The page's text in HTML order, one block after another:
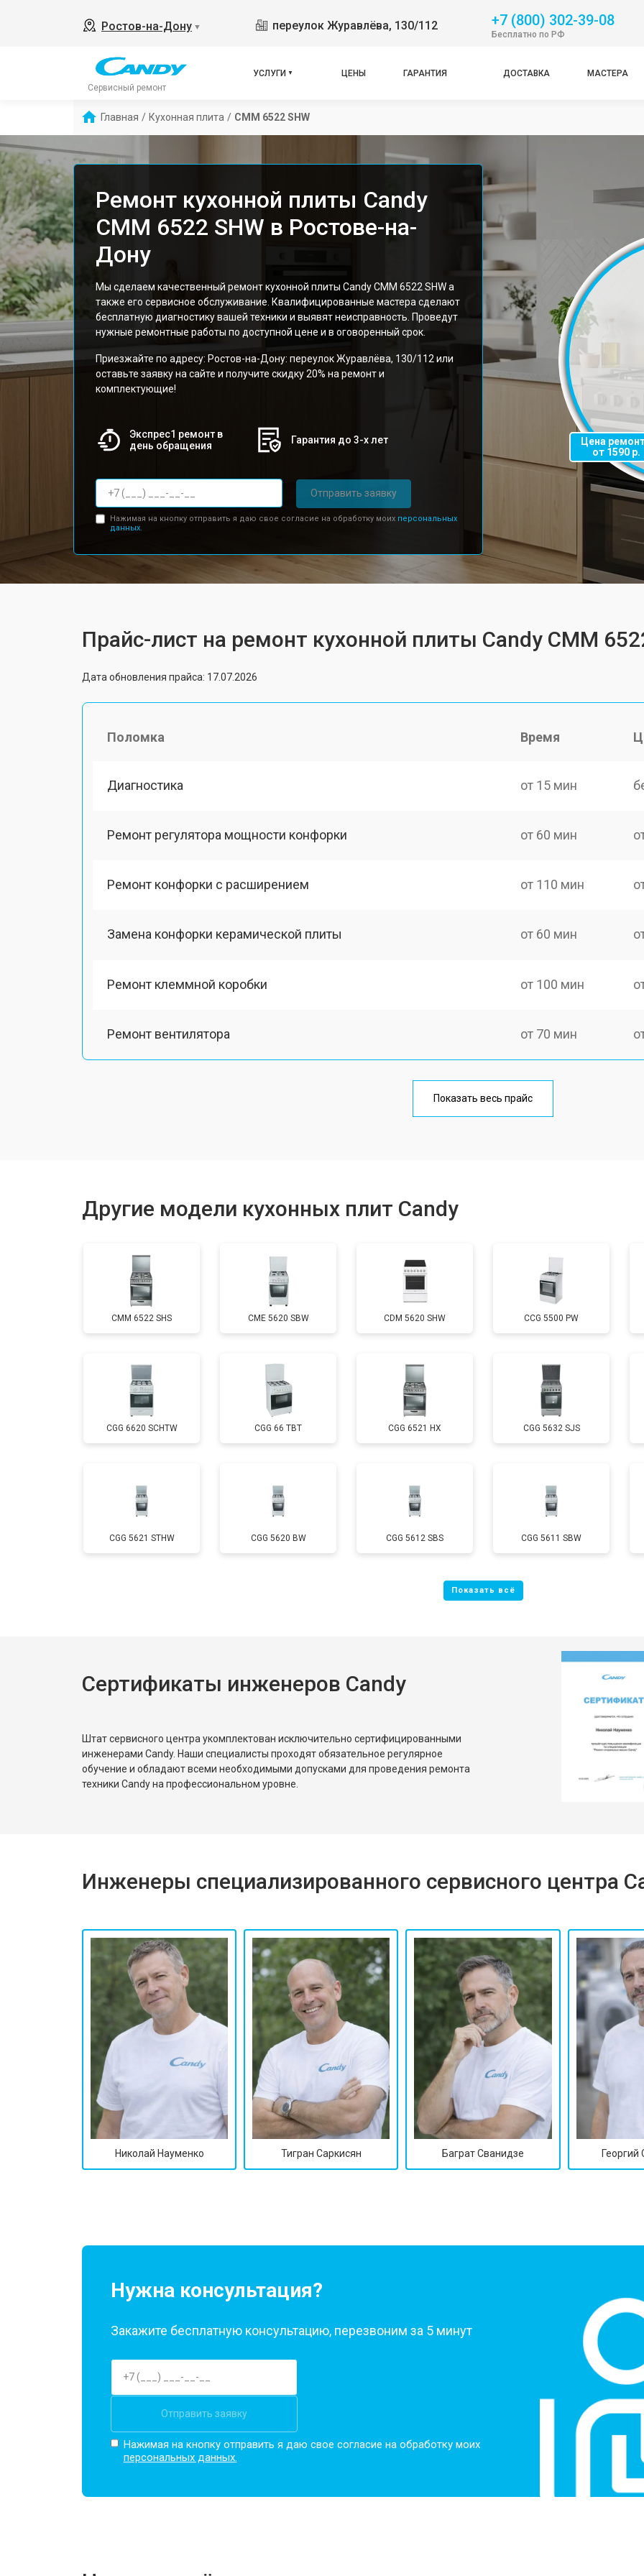
Ростов-на-Дону ▼ переулок Журавлёва, 130/112 +7 (800) 302-39-08
Бесплатно по РФ
Сервисный ремонт
УСЛУГИ ЦЕНЫ ГАРАНТИЯ ДОСТАВКА МАСТЕРА
Главная / Кухонная плита / CMM 6522 SHW
Ремонт кухонной плиты Candy
CMM 6522 SHW в Ростове-на-
Дону
Мы сделаем качественный ремонт кухонной плиты Candy CMM 6522 SHW а
также его сервисное обслуживание. Квалифицированные мастера сделают
бесплатную диагностику вашей техники и выявят неисправность. Проведут
нужные ремонтные работы по доступной цене и в оговоренный срок.
Приезжайте по адресу: Ростов-на-Дону: переулок Журавлёва, 130/112 или
оставьте заявку на сайте и получите скидку 20% на ремонт и
комплектующие!
Экспрес1 ремонт в
день обращения
Гарантия до 3-х лет
Отправить заявку
Нажимая на кнопку отправить я даю свое согласие на обработку моих персональных
данных.
Цена
от 1590 р.
Прайс-лист на ремонт кухонной плиты Candy CMM
Дата обновления прайса: 17.07.2026
Поломка Время
Диагностика от 15 мин
Ремонт регулятора мощности конфорки от 60 мин
Ремонт конфорки с расширением от 110 мин
Замена конфорки керамической плиты от 60 мин
Ремонт клеммной коробки от 100 мин
Ремонт вентилятора от 70 мин
от 120 мин
Замена термостата от 90 мин
Ремонт электропроводки от 60 мин
Замена лампы подсветки от 80 мин
Ремонт чугунной конфорки от 60 мин
Показать весь прайс
Другие модели кухонных плит Candy
CMM 6522 SHS CME 5620 SBW CDM 5620 SHW CCG 5500 PW
CGG 6620 SCHTW CGG 66 TBT CGG 6521 HX CGG 5632 SJS
CGG 5621 STHW CGG 5620 BW CGG 5612 SBS CGG 5611 SBW
Сертификаты инженеров Candy
Штат сервисного центра укомплектован исключительно сертифицированными
инженерами Candy. Наши специалисты проходят обязательное регулярное
обучение и обладают всеми необходимыми допусками для проведения ремонта
техники Candy на профессиональном уровне.
Инженеры специализированного сервисного центра
Николай Науменко Тигран Саркисян Баграт Сванидзе Георгий
Нужна консультация?
Закажите бесплатную консультацию, перезвоним за 5 минут
Отправить заявку
Нажимая на кнопку отправить я даю свое согласие на обработку моих
персональных данных.